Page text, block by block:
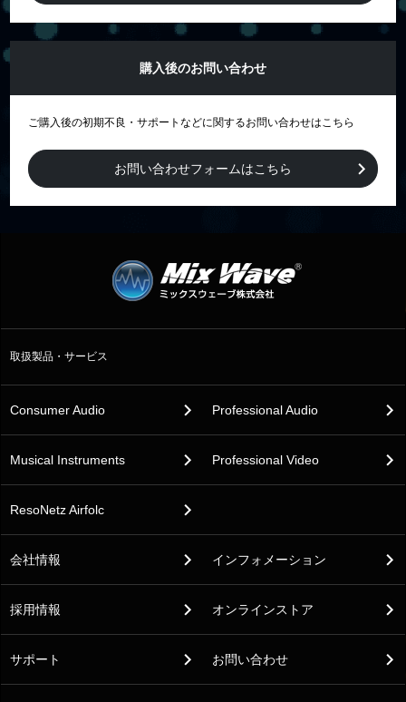
購入後のお問い合わせ
ご購入後の初期不良・サポートなどに関するお問い合わせはこちら
お問い合わせフォームはこちら
取扱製品・サービス
Consumer Audio Professional Audio
Musical Instruments Professional Video
ResoNetz Airfolc
会社情報 インフォメーション
採用情報 オンラインストア
サポート お問い合わせ